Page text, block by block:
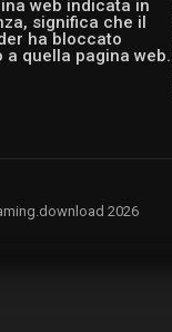
web indicata in
significa che il
ha bloccato
a quella pagina web.
2026